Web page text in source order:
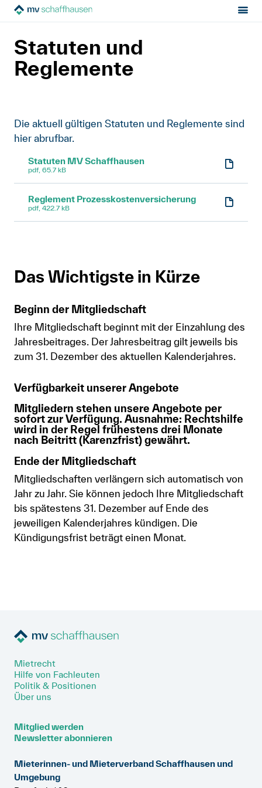
Mietrecht
Politik & Positionen
Über uns
Kontakt
Mitglied werden
Anmelden
Suche
Statuten und Reglemente
Statuten und
Reglemente
Die aktuell gültigen Statuten und Reglemente sind
hier abrufbar.
Statuten MV Schaffhausen
pdf, 65.7 kB
Reglement Prozesskostenversicherung
pdf, 422.7 kB
Das Wichtigste in Kürze
Beginn der Mitgliedschaft
Ihre Mitgliedschaft beginnt mit der Einzahlung des
Jahresbeitrages. Der Jahresbeitrag gilt jeweils bis
zum 31. Dezember des aktuellen Kalenderjahres.
Verfügbarkeit unserer Angebote
Mitgliedern stehen unsere Angebote per
sofort zur Verfügung. Ausnahme: Rechtshilfe
wird in der Regel frühestens drei Monate
nach Beitritt (Karenzfrist) gewährt.
Ende der Mitgliedschaft
Mitgliedschaften verlängern sich automatisch von
Jahr zu Jahr. Sie können jedoch Ihre Mitgliedschaft
bis spätestens 31. Dezember auf Ende des
jeweiligen Kalenderjahres kündigen. Die
Kündigungsfrist beträgt einen Monat.
Mietrecht
Hilfe von Fachleuten
Politik & Positionen
Über uns
Mitglied werden
Newsletter abonnieren
Mieterinnen- und Mieterverband Schaffhausen und
Umgebung